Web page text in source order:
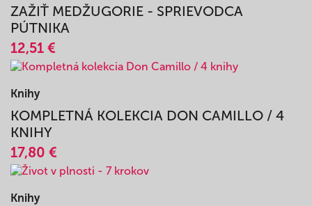
12,52 €
Knihy
ZAŽIŤ MEDŽUGORIE - SPRIEVODCA
PÚTNIKA
12,51 €
Knihy
KOMPLETNÁ KOLEKCIA DON CAMILLO / 4
KNIHY